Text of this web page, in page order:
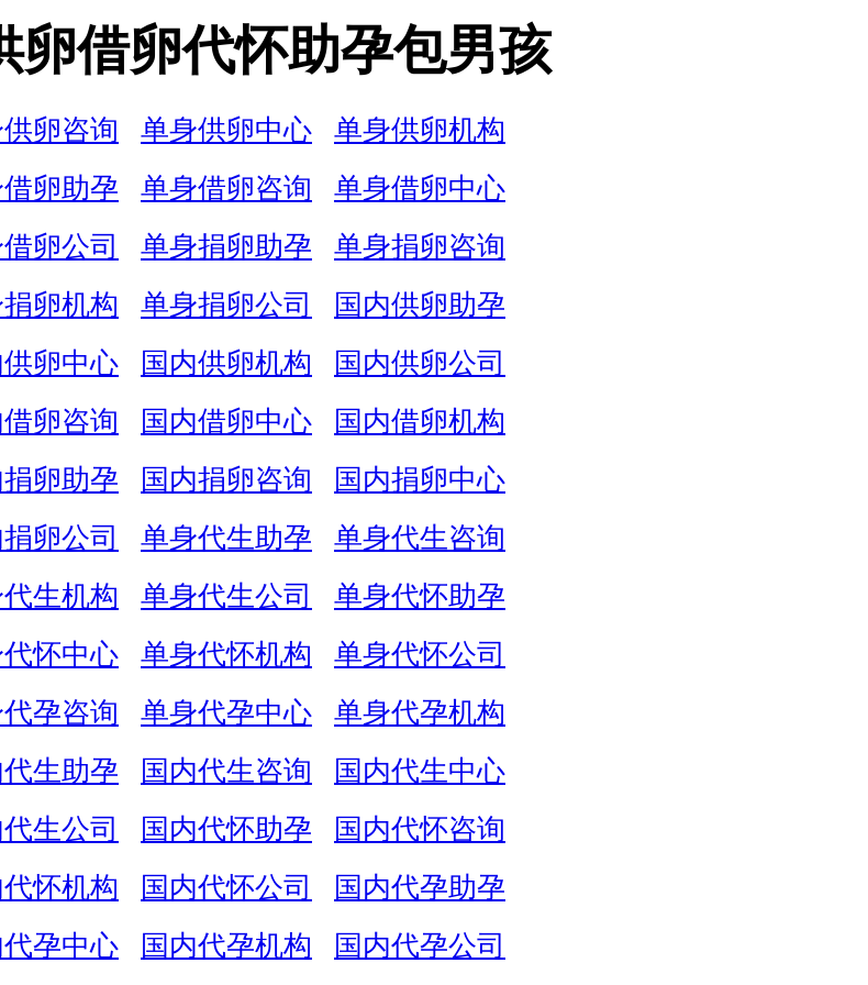
卵借卵代怀助孕包男孩
卵咨询 单身供卵中心
单身供卵机构
卵助孕 单身借卵咨询
单身借卵中心
卵公司 单身捐卵助孕
单身捐卵咨询
卵机构 单身捐卵公司
国内供卵助孕
供卵中心 国内供卵机构
国内供卵公司
借卵咨询 国内借卵中心
国内借卵机构
捐卵助孕 国内捐卵咨询
国内捐卵中心
卵公司 单身代生助孕
单身代生咨询
生机构 单身代生公司
单身代怀助孕
怀中心 单身代怀机构
单身代怀公司
孕咨询 单身代孕中心
单身代孕机构
代生助孕 国内代生咨询
国内代生中心
生公司 国内代怀助孕
国内代怀咨询
代怀机构 国内代怀公司
国内代孕助孕
代孕中心 国内代孕机构
国内代孕公司